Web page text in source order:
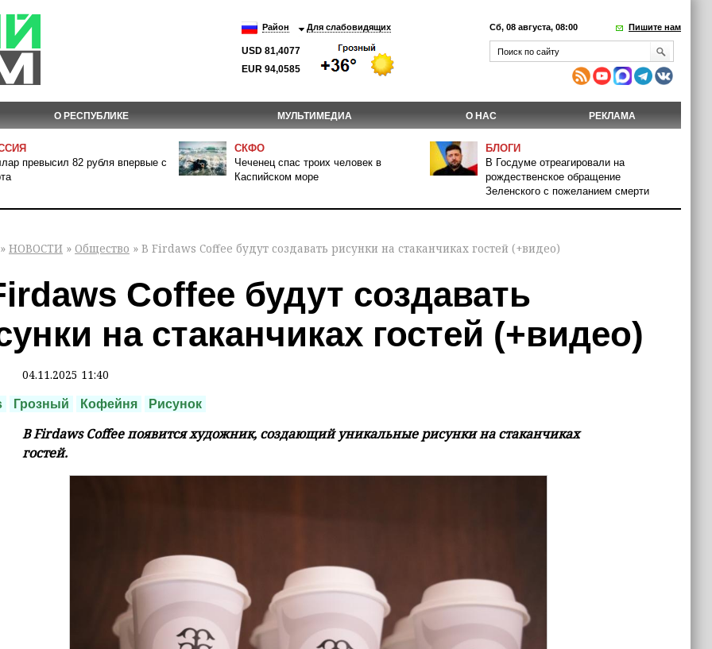
Район Для слабовидящих
USD 81,4077
EUR 94,0585
Сб, 08 августа, 08:00 Пишите нам
О РЕСПУБЛИКЕ МУЛЬТИМЕДИА О НАС РЕКЛАМА
превысил 82 рубля впервые с
СКФО
Чеченец спас троих человек в
Каспийском море
БЛОГИ
В Госдуме отреагировали на
рождественское обращение
Зеленского с пожеланием смерти
» НОВОСТИ » Общество » В Firdaws Coffee будут создавать рисунки на стаканчиках гостей (+видео)
Coffee будут создавать
на стаканчиках гостей (+видео)
04.11.2025 11:40
Грозный Кофейня Рисунок
В Firdaws Coffee появится художник, создающий уникальные рисунки на стаканчиках
гостей.